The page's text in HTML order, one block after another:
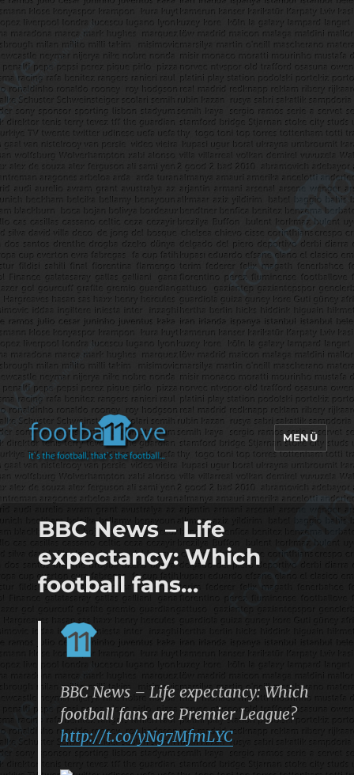
footbaLLove
MENÜ
BBC News – Life
expectancy: Which
football fans…
BBC News – Life expectancy: Which
football fans are Premier League?
http://t.co/yNg7MfmLYC